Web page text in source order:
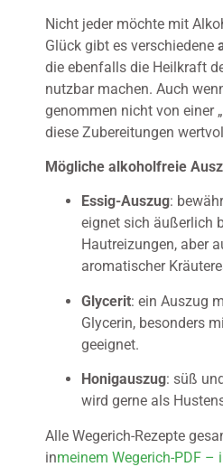
Nicht jeder möchte mit
Glück gibt es verschiedene
die ebenfalls die Heilkraft
nutzbar machen. Auch
genommen nicht von einer
diese Zubereitungen
Mögliche alkoholfreie
Essig-Auszug:
eignet sich äußerlich
Hautreizungen, aber
aromatischer
Glycerit: ein Auszug
Glycerin, besonders
geeignet.
Honigauszug: süß
wird gerne als
Alle Wegerich-Rezepte
inmeinem Wegerich-PDF –